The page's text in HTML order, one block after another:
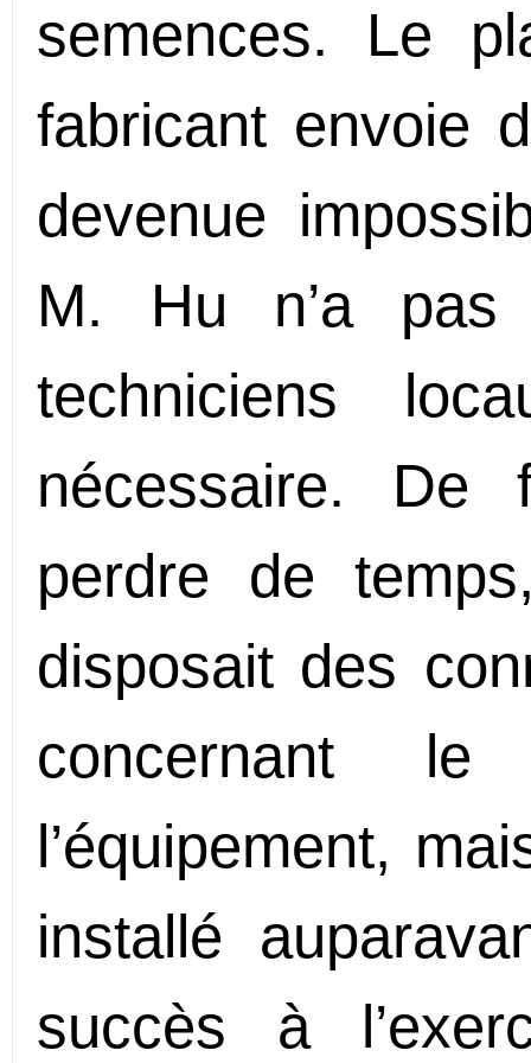
semences. Le
fabricant envoie
devenue
M. Hu n’a
techniciens
nécessaire.
perdre de
disposait des
concernant le
l’équipement,
installé
succès à